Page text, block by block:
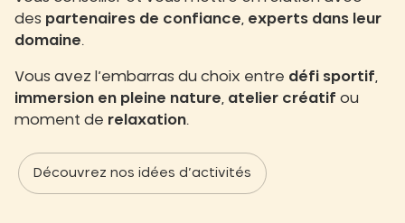
des partenaires de confiance experts dans leur
domaine.
Vous avez l’embarras du choix entre défi sportif
immersion en pleine nature atelier créatif ou
moment de relaxation.
Découvrez nos idées d’activités